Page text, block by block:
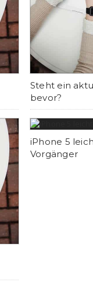
Steht ein
bevor?
iPhone 5
Vorgänger